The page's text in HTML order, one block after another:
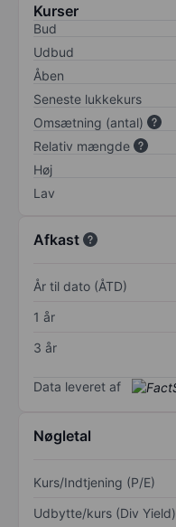
Kurser
Bud
Udbud
Åben
Seneste lukkekurs
Omsætning (antal)
Relativ mængde
Høj
Lav
Afkast
År til dato (ÅTD)
1 år
3 år
Data leveret af
Nøgletal
Kurs/Indtjening (P/E)
Udbytte/kurs (Div Yield)